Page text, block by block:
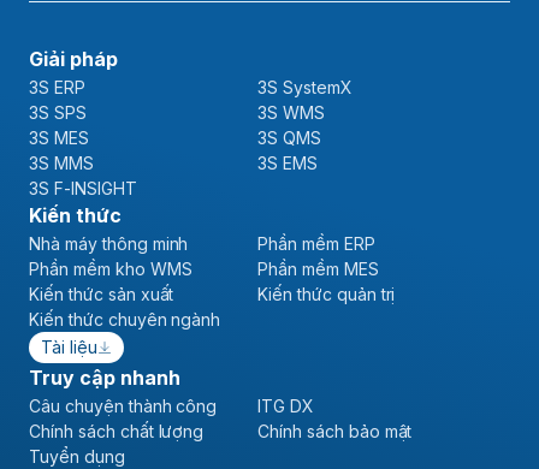
Giải pháp
3S ERP
3S SystemX
3S SPS
3S WMS
3S MES
3S QMS
3S MMS
3S EMS
3S F-INSIGHT
Kiến thức
Nhà máy thông minh
Phần mềm ERP
Phần mềm kho WMS
Phần mềm MES
Kiến thức sản xuất
Kiến thức quản trị
Kiến thức chuyên ngành
Tài liệu
Truy cập nhanh
Câu chuyện thành công
ITG DX
Chính sách chất lượng
Chính sách bảo mật
Tuyển dụng